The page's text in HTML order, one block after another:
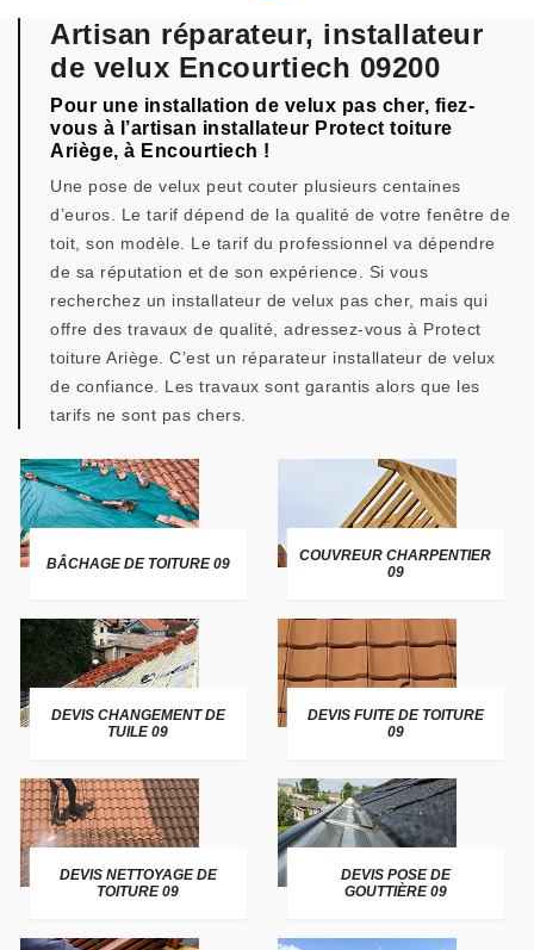
Artisan réparateur, installateur
de velux Encourtiech 09200
Pour une installation de velux pas cher, fiez-
vous à l’artisan installateur Protect toiture
Ariège, à Encourtiech !
Une pose de velux peut couter plusieurs centaines
d’euros. Le tarif dépend de la qualité de votre fenêtre de
toit, son modèle. Le tarif du professionnel va dépendre
de sa réputation et de son expérience. Si vous
recherchez un installateur de velux pas cher, mais qui
offre des travaux de qualité, adressez-vous à Protect
toiture Ariège. C’est un réparateur installateur de velux
de confiance. Les travaux sont garantis alors que les
tarifs ne sont pas chers.
BÂCHAGE DE TOITURE 09
COUVREUR CHARPENTIER
09
DEVIS CHANGEMENT DE
TUILE 09
DEVIS FUITE DE TOITURE
09
DEVIS NETTOYAGE DE
TOITURE 09
DEVIS POSE DE
GOUTTIÈRE 09